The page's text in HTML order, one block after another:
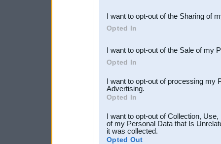
Downstream Participants
third parties.
I want to opt-out of the Sharing of
Opted In
I want to opt-out of the Sale of my
Opted In
I want to opt-out of processing my
Advertising.
Opted In
I want to opt-out of Collection,
of my Personal Data that Is
it was collected.
Opted Out